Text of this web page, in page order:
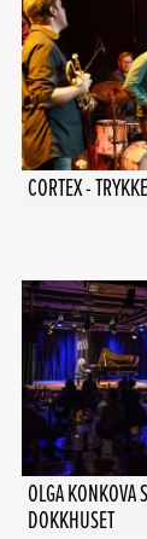
CORTEX -
OLGA KONKOVA
DOKKHUSET